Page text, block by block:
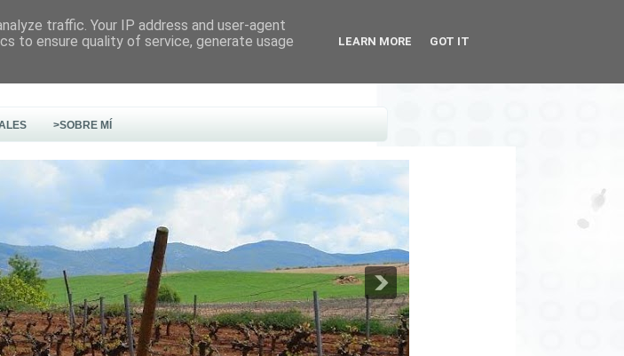
>SOBRE MÍ
traffic. Your IP address and user-agent
to ensure quality of service, generate usage
LEARN MORE GOT IT